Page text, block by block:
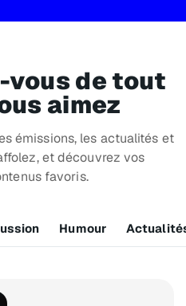
vous de tout
aimez
émissions, les actualités et
et découvrez vos
favoris.
Humour